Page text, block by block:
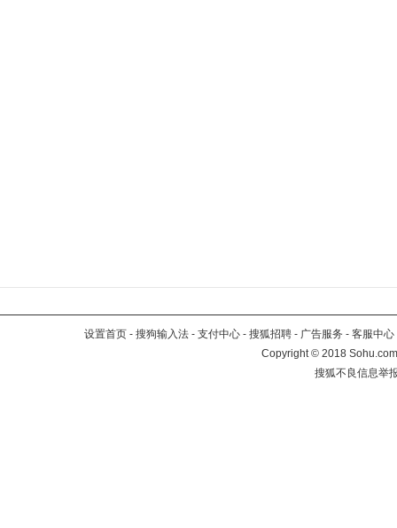
设置首页 - 搜狗输入法 - 支付中心 - 搜狐招聘 - 广告服务 - 客服中心
Copyright©2018
搜狐不良信息举